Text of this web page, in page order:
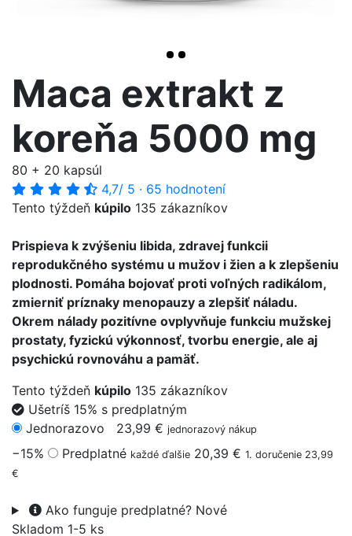
Maca extrakt z
koreňa 5000 mg
80 + 20 kapsúl
4,7/ 5 · 65 hodnotení
Tento týždeň kúpilo 135 zákazníkov
Prispieva k zvýšeniu libida, zdravej funkcii
reprodukčného systému u mužov i žien a k zlepšeniu
plodnosti. Pomáha bojovať proti voľných radikálom,
zmierniť príznaky menopauzy a zlepšiť náladu.
Okrem nálady pozitívne ovplyvňuje funkciu mužskej
prostaty, fyzickú výkonnosť, tvorbu energie, ale aj
psychickú rovnováhu a pamäť.
Tento týždeň kúpilo 135 zákazníkov
Ušetríš 15% s predplatným
Jednorazovo
23,99 € jednorazový nákup
−15% Predplatné každé ďalšie 20,39 € 1. doručenie 23,99
€
Ako funguje predplatné? Nové
Skladom 1-5 ks